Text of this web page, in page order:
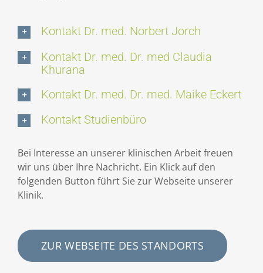
Kontakt Dr. med. Norbert Jorch
Kontakt Dr. med. Dr. med Claudia
Khurana
Kontakt Dr. med. Dr. med. Maike Eckert
Kontakt Studienbüro
Bei Interesse an unserer klinischen Arbeit freuen
wir uns über Ihre Nachricht. Ein Klick auf den
folgenden Button führt Sie zur Webseite unserer
Klinik.
ZUR WEBSEITE DES STANDORTS